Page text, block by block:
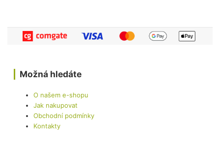
Možná hledáte
O našem e-shopu
Jak nakupovat
Obchodní podmínky
Kontakty